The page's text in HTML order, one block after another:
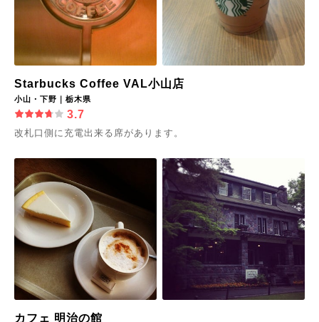
Starbucks Coffee VAL小山店
小山・下野｜栃木県
3.7
改札口側に充電出来る席があります。
カフェ 明治の館